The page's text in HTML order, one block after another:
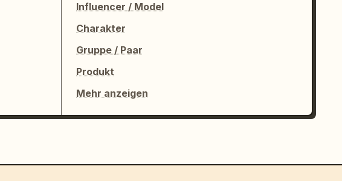
Influencer / Model
Charakter
Gruppe / Paar
Produkt
Mehr anzeigen